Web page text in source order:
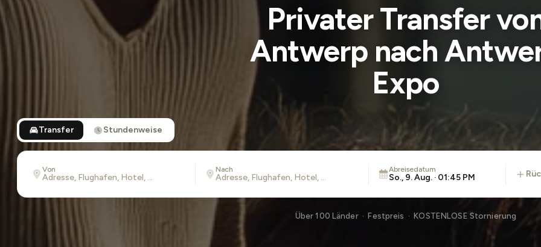
Privater Transfer
Antwerp nach
Expo
Transfer Stundenweise
Von Nach Abreisedatum
So., 9. Aug. · 01:45 PM
Über 100 Länder · Festpreis · KOSTENLOSE Stornierung